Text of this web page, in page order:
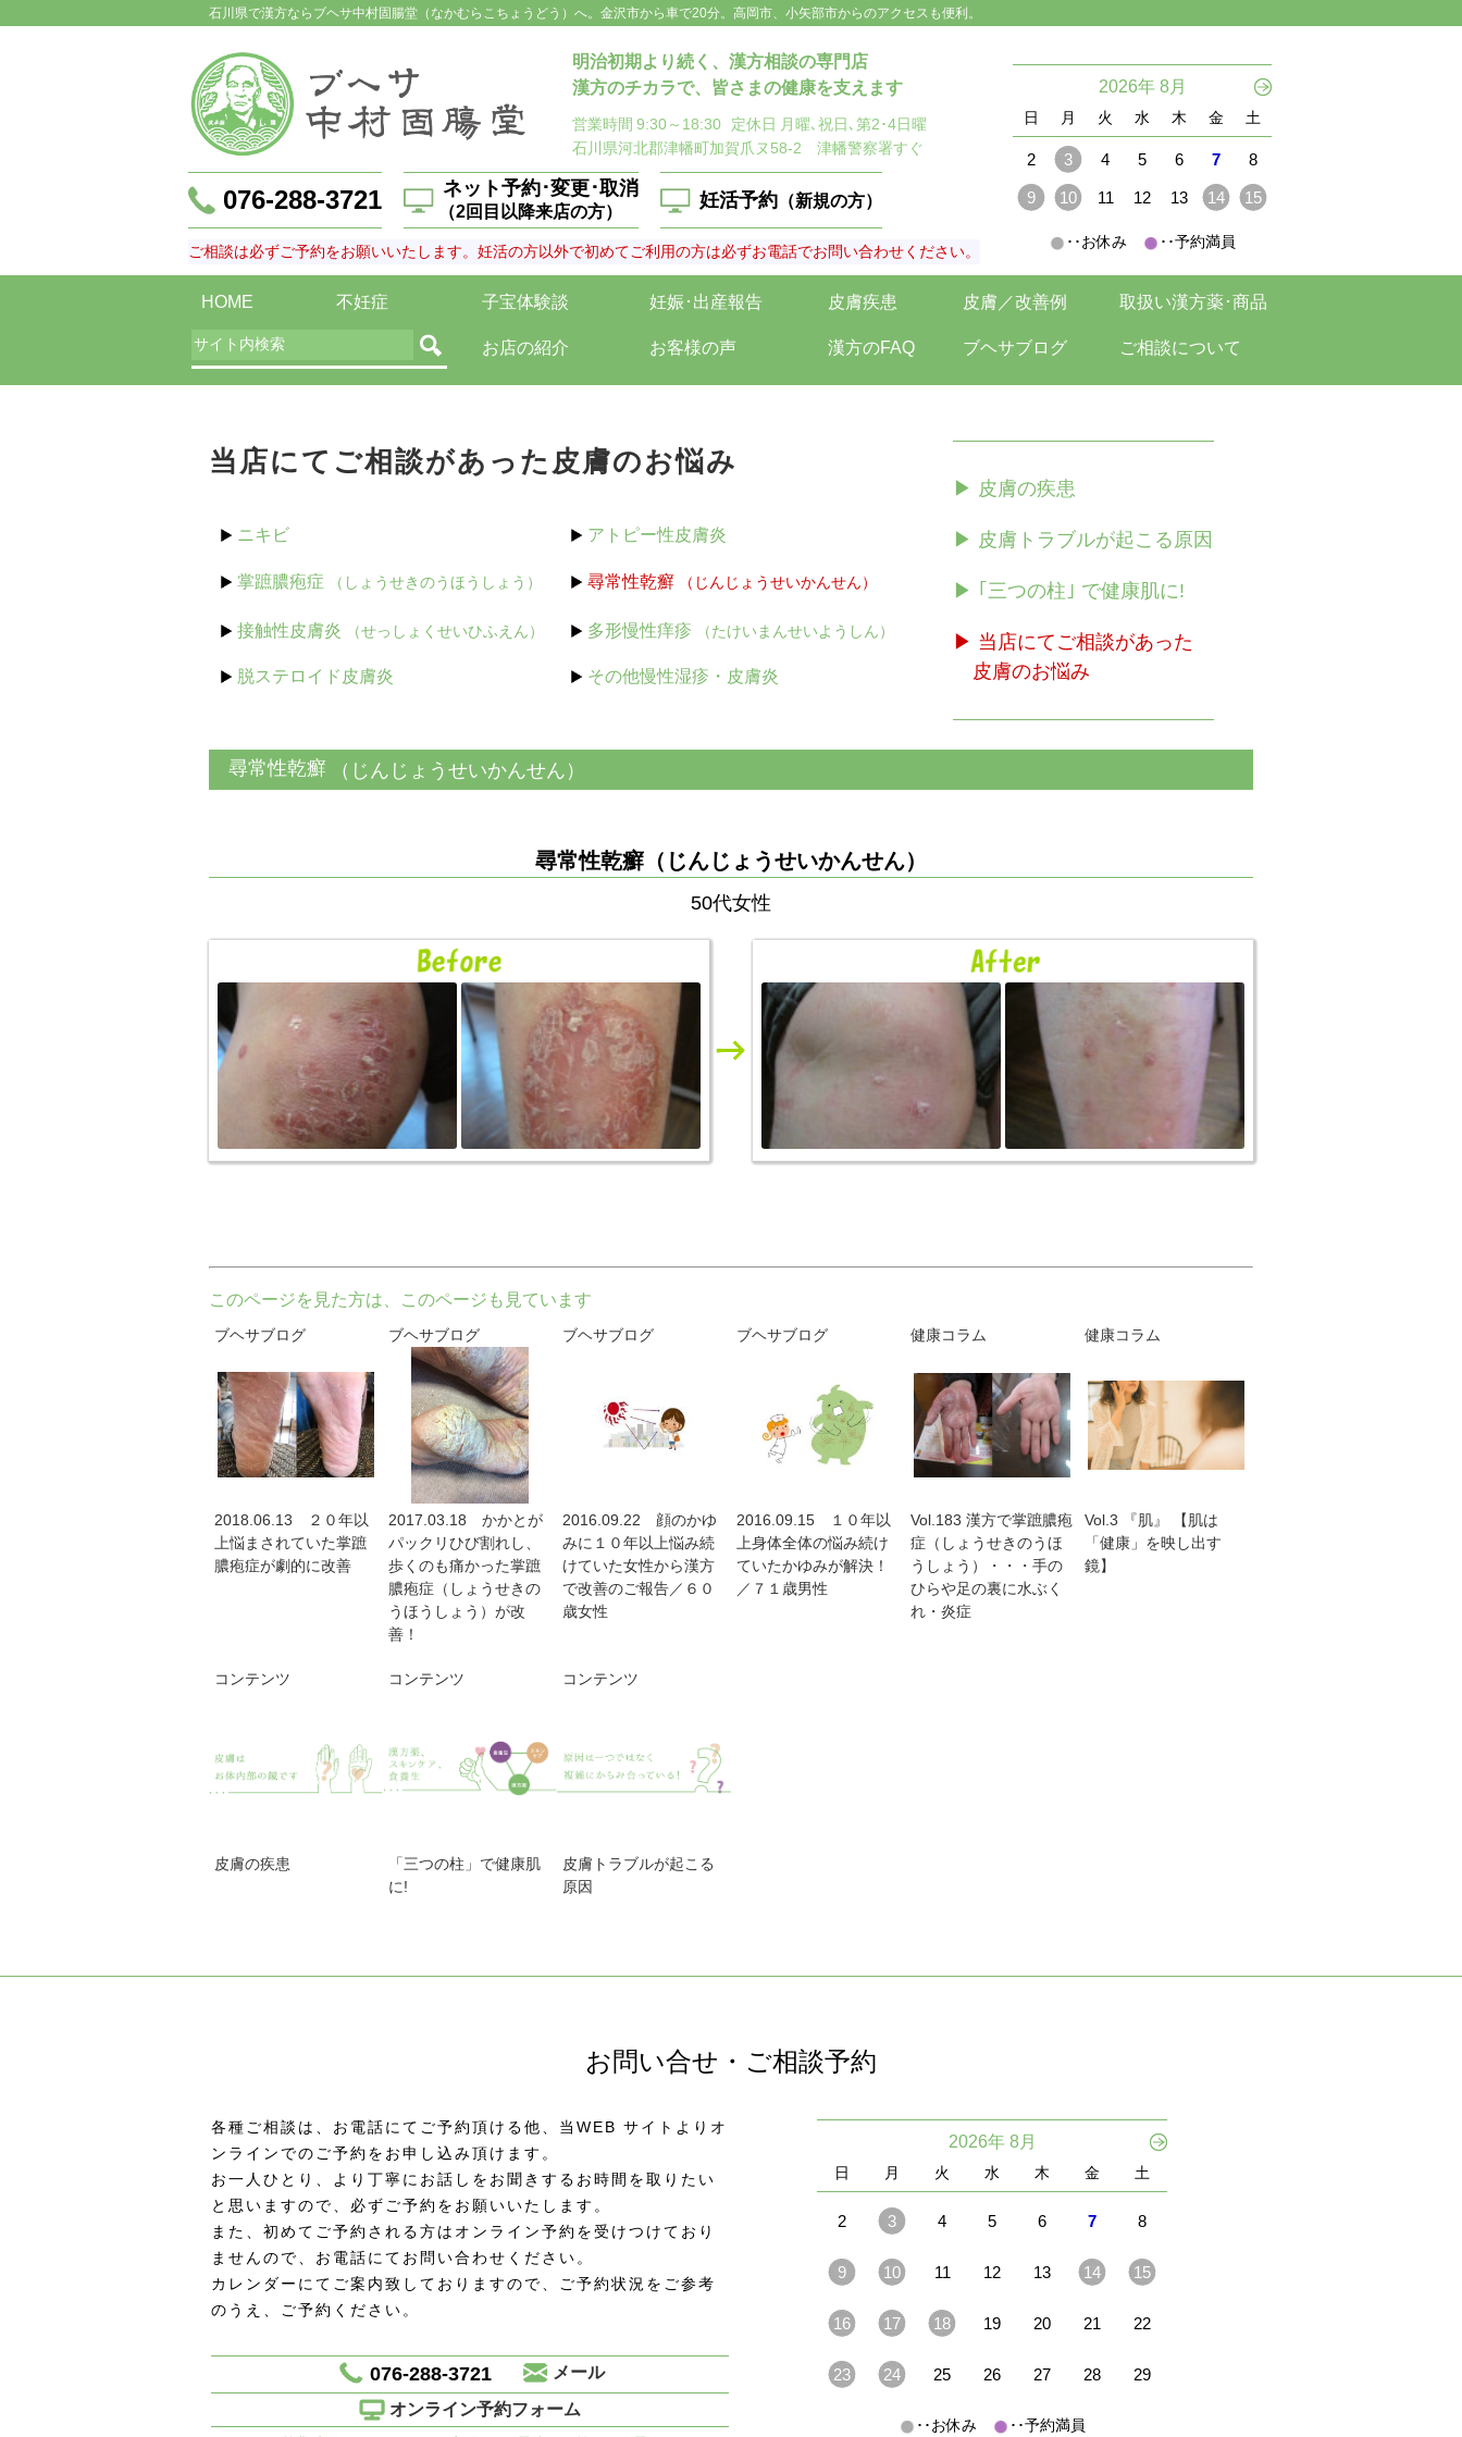
石川県で漢方ならブヘサ中村固腸堂（なかむらこちょうどう）へ。金沢市から車で20分。高岡市、小矢部市からのアクセスも便利。
明治初期より続く、漢方相談の専門店
漢方のチカラで、皆さまの健康を支えます
営業時間 9:30～18:30 定休日 月曜､祝日､第2･4日曜
石川県河北郡津幡町加賀爪ヌ58-2 津幡警察署すぐ
076-288-3721 ネット予約･変更･取消
（2回目以降来店の方）
妊活予約 （新規の方）
ご相談は必ずご予約をお願いいたします。妊活の方以外で初めてご利用の方は必ずお電話でお問い合わせください。
2026年 8月
日 月 火 水 木 金 土
2 3 4 5 6 7 8
9 10 11 12 13 14 15
･･お休み ･･予約満員
HOME 不妊症 子宝体験談 妊娠･出産報告 皮膚疾患 皮膚／改善例 取扱い漢方薬･商品
お店の紹介 お客様の声 漢方のFAQ ブヘサブログ ご相談について
当店にてご相談があった皮膚のお悩み
ニキビ アトピー性皮膚炎
掌蹠膿疱症 （しょうせきのうほうしょう） 尋常性乾癬 （じんじょうせいかんせん）
接触性皮膚炎 （せっしょくせいひふえん） 多形慢性痒疹 （たけいまんせいようしん）
脱ステロイド皮膚炎 その他慢性湿疹・皮膚炎
尋常性乾癬 （じんじょうせいかんせん）
尋常性乾癬（じんじょうせいかんせん）
50代女性
▶ 皮膚の疾患
▶ 皮膚トラブルが起こる原因
▶ ｢三つの柱｣ で健康肌に!
▶ 当店にてご相談があった
皮膚のお悩み
このページを見た方は、このページも見ています
ブヘサブログ
2018.06.13 ２０年以
上悩まされていた掌蹠
膿疱症が劇的に改善
ブヘサブログ
2017.03.18 かかとが
パックリひび割れし、
歩くのも痛かった掌蹠
膿疱症（しょうせきの
うほうしょう）が改
善！
ブヘサブログ
2016.09.22 顔のかゆ
みに１０年以上悩み続
けていた女性から漢方
で改善のご報告／６０
歳女性
ブヘサブログ
2016.09.15 １０年以
上身体全体の悩み続け
ていたかゆみが解決！
／７１歳男性
健康コラム
Vol.183 漢方で掌蹠膿疱
症（しょうせきのうほ
うしょう）・・・手の
ひらや足の裏に水ぶく
れ・炎症
健康コラム
Vol.3 『肌』 【肌は
「健康」を映し出す
鏡】
コンテンツ
皮膚の疾患
コンテンツ
「三つの柱」で健康肌
に!
コンテンツ
皮膚トラブルが起こる
原因
お問い合せ・ご相談予約
各種ご相談は、お電話にてご予約頂ける他、当WEB サイトよりオ
ンラインでのご予約をお申し込み頂けます。
お一人ひとり、より丁寧にお話しをお聞きするお時間を取りたい
と思いますので、必ずご予約をお願いいたします。
また、初めてご予約される方はオンライン予約を受けつけており
ませんので、お電話にてお問い合わせください。
カレンダーにてご案内致しておりますので、ご予約状況をご参考
のうえ、ご予約ください。
076-288-3721
メール
オンライン予約フォーム
2026年 8月
日 月 火 水 木 金 土
2 3 4 5 6 7 8
9 10 11 12 13 14 15
16 17 18 19 20 21 22
23 24 25 26 27 28 29
･･お休み ･･予約満員